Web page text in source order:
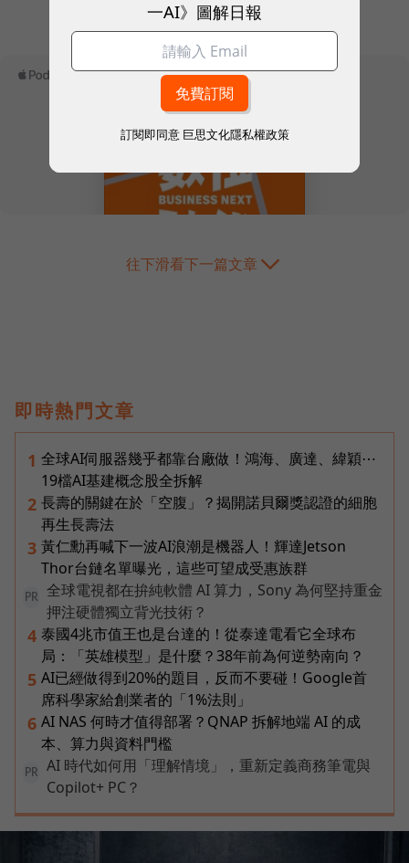
本網站內容未經允許，不得轉載。
往下滑看下一篇文章
即時熱門文章
1 全球AI伺服器幾乎都靠台廠做！鴻海、廣達、緯穎⋯
19檔AI基建概念股全拆解
2 長壽的關鍵在於「空腹」？揭開諾貝爾獎認證的細胞
再生長壽法
3 黃仁勳再喊下一波AI浪潮是機器人！輝達Jetson
Thor台鏈名單曝光，這些可望成受惠族群
PR
全球電視都在拚純軟體 AI 算力，Sony 為何堅持重金
押注硬體獨立背光技術？
4 泰國4兆市值王也是台達的！從泰達電看它全球布
局：「英雄模型」是什麼？38年前為何逆勢南向？
5 AI已經做得到20%的題目，反而不要碰！Google首
席科學家給創業者的「1%法則」
6 AI NAS 何時才值得部署？QNAP 拆解地端 AI 的成
本、算力與資料門檻
PR
AI 時代如何用「理解情境」，重新定義商務筆電與
Copilot+ PC？
一AI》圖解日報
訂閱即同意 巨思文化隱私權政策